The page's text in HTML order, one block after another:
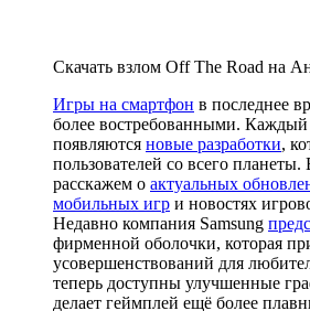
Скачать взлом Off The Road на
Игры на смартфон в последнее
более востребованными. Каждый
появляются новые разработки,
пользователей со всего
расскажем о актуальных
мобильных игр и новостях
Недавно компания Samsung
фирменной оболочки, которая
усовершенствований для
теперь доступны улучшенные
делает геймплей ещё более